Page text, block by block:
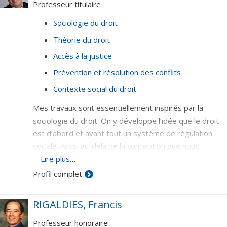
Professeur titulaire
Sociologie du droit
Théorie du droit
Accès à la justice
Prévention et résolution des conflits
Contexte social du droit
Mes travaux sont essentiellement inspirés par la
sociologie du droit. On y développe l’idée que le droit
est d’abord et avant tout un système de régulation
sociale. Aussi au-delà de la conception que nous
entretenons souvent d’un droit abstrait fondé sur un
lexique et une grammaire particulière, le droit peut
d’intervention de l’État il agit comme mécanisme de
l’action publique. Dans une perspective plus globale, il
Lire plus…
Profil complet
RIGALDIES, Francis
Professeur honoraire